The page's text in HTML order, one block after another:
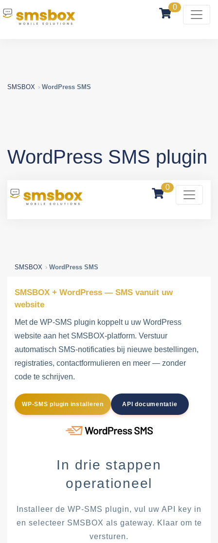
0
SMSBOX WordPress SMS
WordPress SMS plugin
0
SMSBOX WordPress SMS
SMSBOX + WordPress — SMS vanuit uw
website
Met de WP-SMS plugin koppelt u uw WordPress
website aan het SMSBOX-platform. Verstuur
automatisch SMS-notificaties bij nieuwe bestellingen,
registraties, contactformulieren en meer — zonder
code te schrijven.
WP-SMS plugin installeren API documentatie
In drie stappen
operationeel
Installeer de WP-SMS plugin, vul uw API key in
en selecteer SMSBOX als gateway. Klaar om te
versturen.